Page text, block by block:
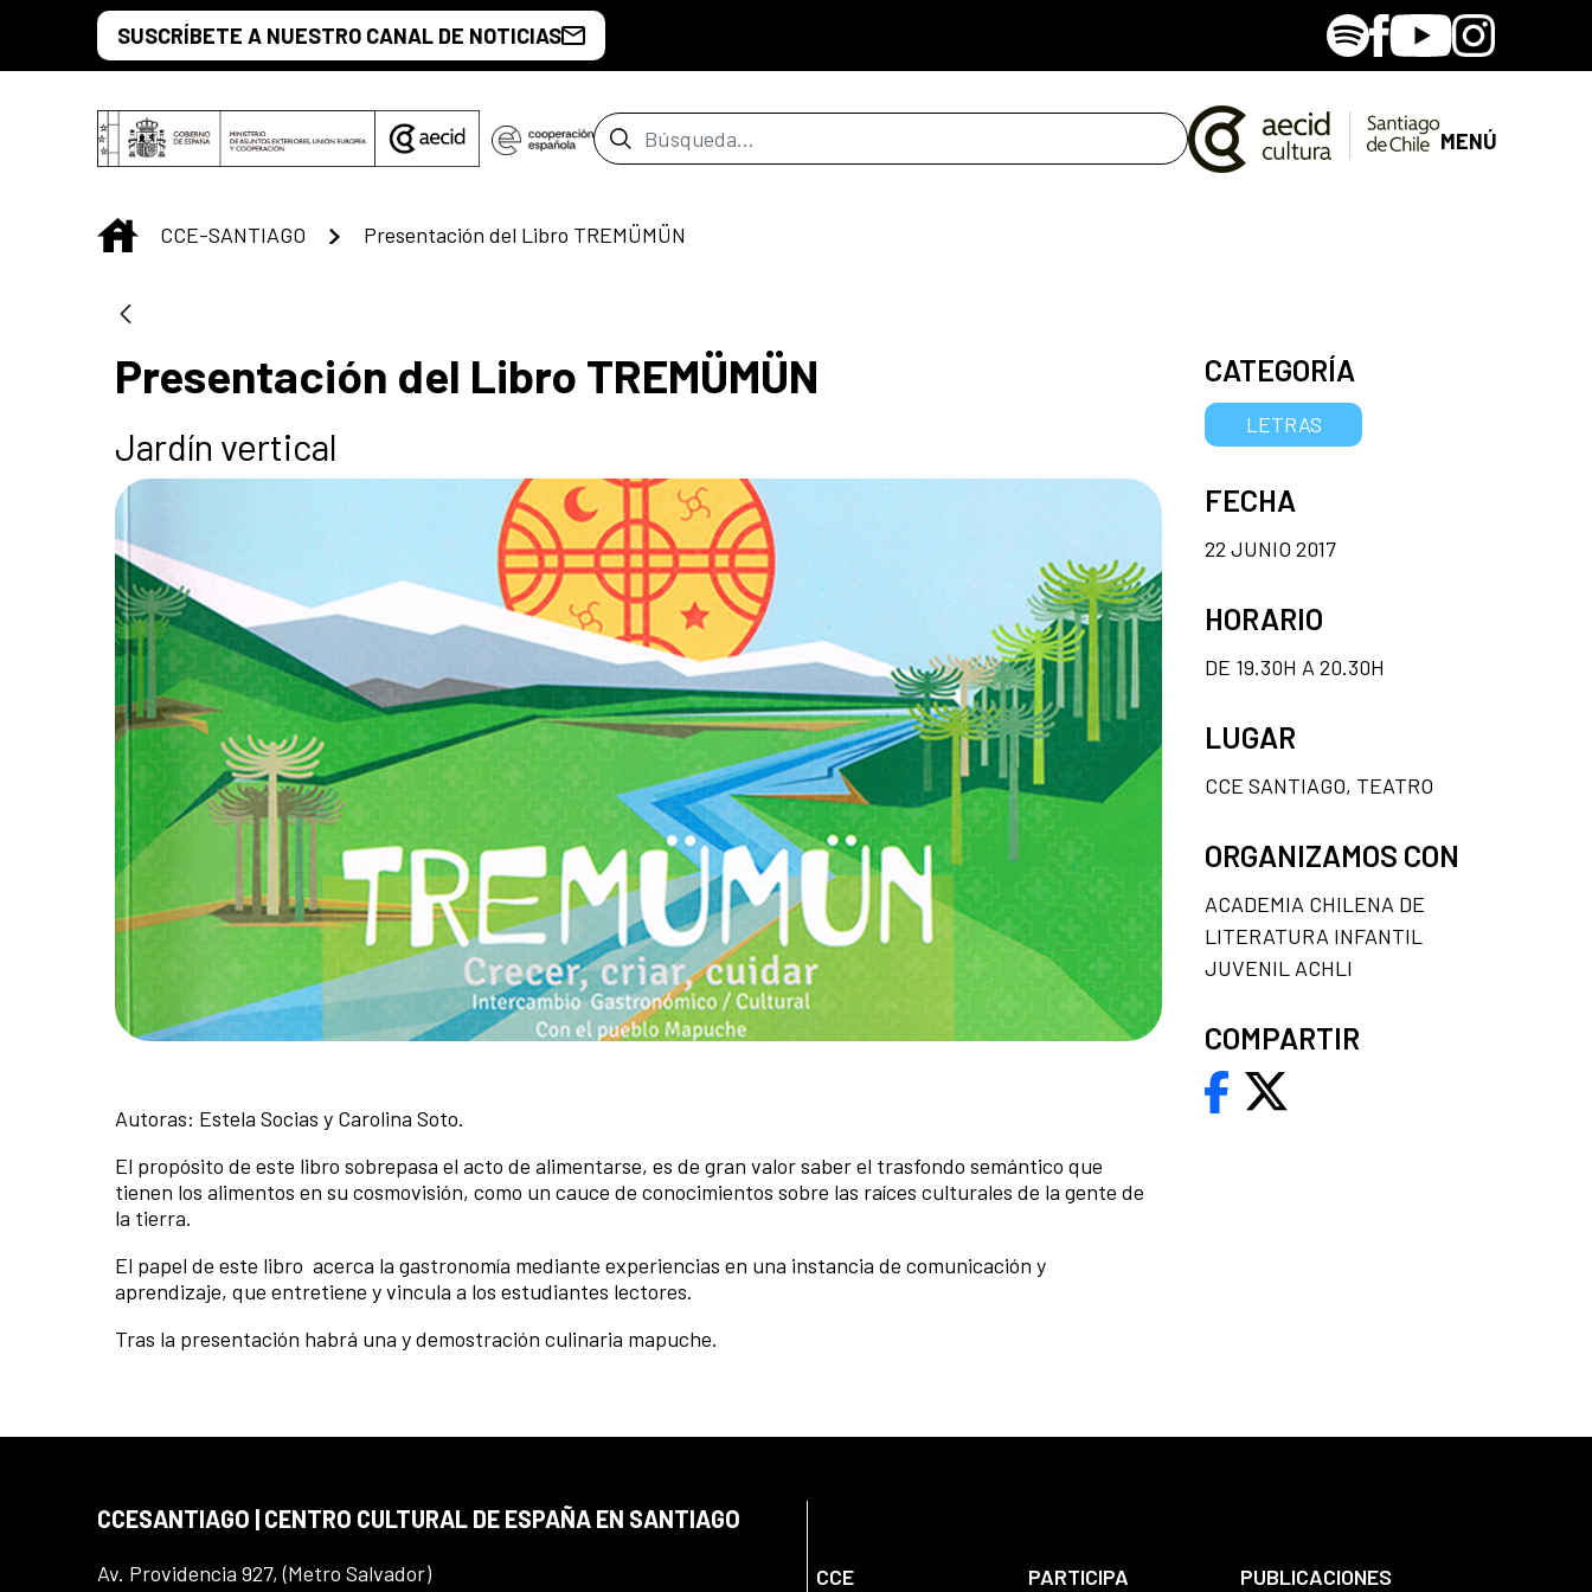
Saltar al contenido principal
SUSCRÍBETE A NUESTRO CANAL DE NOTICIAS SpotifyFacebook
YoutubeInstagram
Barra de búsqueda MENÚ
INICIO
CCE-SANTIAGO Presentación del Libro TREMÜMÜN
Presentación del Libro TREMÜMÜN
Jardín vertical
Autoras: Estela Socias y Carolina Soto.
El propósito de este libro sobrepasa el acto de alimentarse, es de gran valor saber el trasfondo semántico que
tienen los alimentos en su cosmovisión, como un cauce de conocimientos sobre las raíces culturales de la gente de
la tierra.
El papel de este libro acerca la gastronomía mediante experiencias en una instancia de comunicación y
aprendizaje, que entretiene y vincula a los estudiantes lectores.
Tras la presentación habrá una y demostración culinaria mapuche.
CATEGORÍA
LETRAS
FECHA
22 JUNIO 2017
HORARIO
DE 19.30H A 20.30H
LUGAR
CCE SANTIAGO, TEATRO
ORGANIZAMOS CON
ACADEMIA CHILENA DE
LITERATURA INFANTIL
JUVENIL ACHLI
COMPARTIR
CCESANTIAGO | CENTRO CULTURAL DE ESPAÑA EN SANTIAGO
Av. Providencia 927, (Metro Salvador) CCE PARTICIPA PUBLICACIONES